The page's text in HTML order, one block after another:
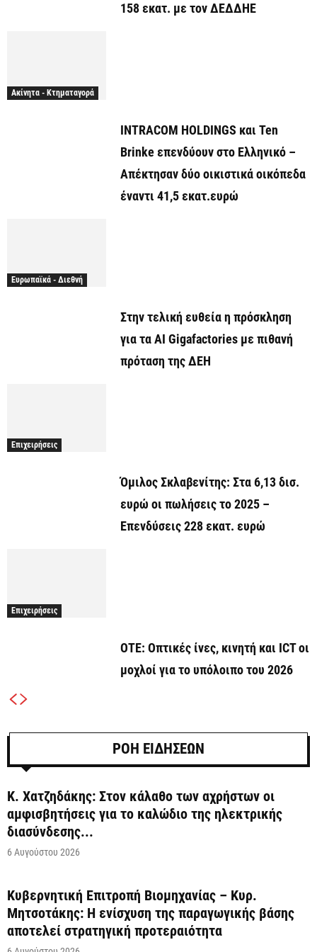
158 εκατ. με τον ΔΕΔΔΗΕ
Ακίνητα - Κτηματαγορά
INTRACOM HOLDINGS και Ten
Brinke επενδύουν στο Ελληνικό –
Απέκτησαν δύο οικιστικά οικόπεδα
έναντι 41,5 εκατ.ευρώ
Ευρωπαϊκά - Διεθνή
Στην τελική ευθεία η πρόσκληση
για τα AI Gigafactories με πιθανή
πρόταση της ΔΕΗ
Επιχειρήσεις
Όμιλος Σκλαβενίτης: Στα 6,13 δισ.
ευρώ οι πωλήσεις το 2025 –
Επενδύσεις 228 εκατ. ευρώ
Επιχειρήσεις
ΟΤΕ: Οπτικές ίνες, κινητή και ICT οι
μοχλοί για το υπόλοιπο του 2026
ΡΟΗ ΕΙΔΗΣΕΩΝ
Κ. Χατζηδάκης: Στον κάλαθο των αχρήστων οι
αμφισβητήσεις για το καλώδιο της ηλεκτρικής
διασύνδεσης...
6 Αυγούστου 2026
Κυβερνητική Επιτροπή Βιομηχανίας – Κυρ.
Μητσοτάκης: Η ενίσχυση της παραγωγικής βάσης
αποτελεί στρατηγική προτεραιότητα